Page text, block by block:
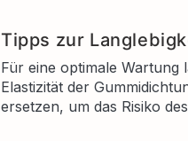
Tipps zur
Für eine optimale Wartung
Elastizität der
ersetzen, um das Risiko